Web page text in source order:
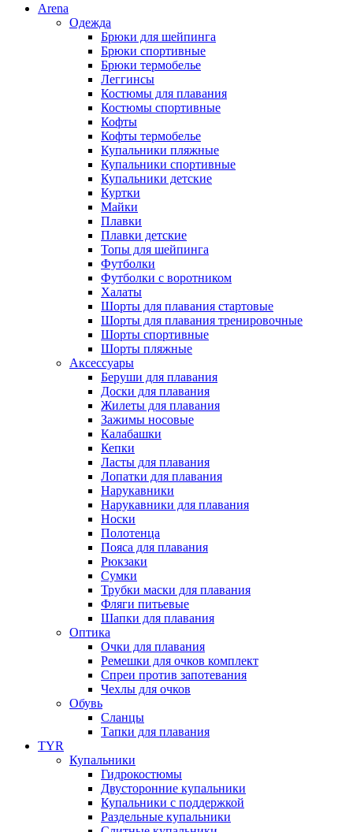
Arena
Одежда
Брюки для шейпинга
Брюки спортивные
Брюки термобелье
Леггинсы
Костюмы для плавания
Костюмы спортивные
Кофты
Кофты термобелье
Купальники пляжные
Купальники спортивные
Купальники детские
Куртки
Майки
Плавки
Плавки детские
Топы для шейпинга
Футболки
Футболки с воротником
Халаты
Шорты для плавания стартовые
Шорты для плавания тренировочные
Шорты спортивные
Шорты пляжные
Аксессуары
Беруши для плавания
Доски для плавания
Жилеты для плавания
Зажимы носовые
Калабашки
Кепки
Ласты для плавания
Лопатки для плавания
Нарукавники
Нарукавники для плавания
Носки
Полотенца
Пояса для плавания
Рюкзаки
Сумки
Трубки маски для плавания
Фляги питьевые
Шапки для плавания
Оптика
Очки для плавания
Ремешки для очков комплект
Спреи против запотевания
Чехлы для очков
Обувь
Сланцы
Тапки для плавания
TYR
Купальники
Гидрокостюмы
Двусторонние купальники
Купальники с поддержкой
Раздельные купальники